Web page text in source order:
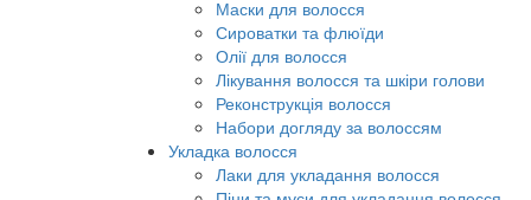
Маски для волосся
Сироватки та флюїди
Олії для волосся
Лікування волосся та шкіри голови
Реконструкція волосся
Набори догляду за волоссям
Укладка волосся
Лаки для укладання волосся